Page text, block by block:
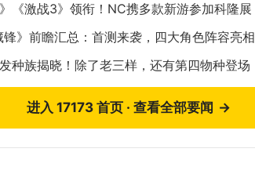
》《激战3》领衔！NC携多款新游参加科隆展
锋》前瞻汇总：首测来袭，四大角色阵容亮相
种族揭晓！除了老三样，还有第四物种登场
进入 17173 首页 · 查看全部要闻 →